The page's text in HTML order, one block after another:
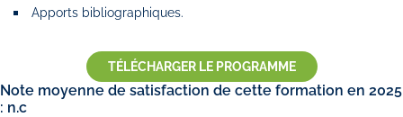
Apports bibliographiques.
TÉLÉCHARGER LE PROGRAMME
Note moyenne de satisfaction de cette formation en 2025
: n.c